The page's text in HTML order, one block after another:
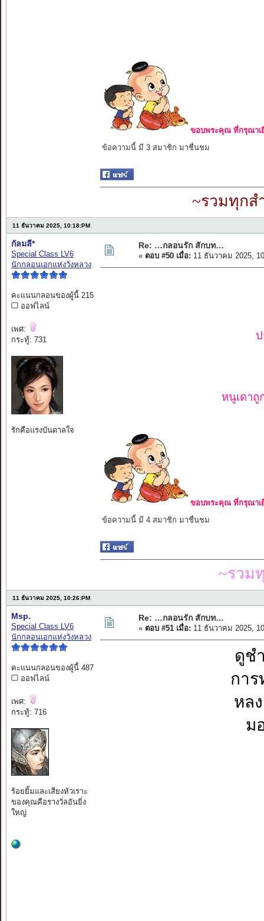
ขอบพระคุณ ที่กรุณาเ
ข้อความนี้ มี 3 สมาชิก มาชื่นชม
~รวมทุกส
11 ธันวาคม 2025, 10:18:PM
กัลมลี*
Special Class LV6
นักกลอนเอกแห่งวังหลวง
คะแนนกลอนของผู้นี้ 215
ออฟไลน์
เพศ:
กระทู้: 731
รักคือแรงบันดาลใจ
Re: …กลอนรัก สักบท…
« ตอบ #50 เมื่อ: 11 ธันวาคม 2025,
หนูเดาถู
ขอบพระคุณ ที่กรุณาเ
ข้อความนี้ มี 4 สมาชิก มาชื่นชม
~รวม
11 ธันวาคม 2025, 10:26:PM
Msp.
Special Class LV6
นักกลอนเอกแห่งวังหลวง
คะแนนกลอนของผู้นี้ 487
ออฟไลน์
เพศ:
กระทู้: 716
ร้อยยิ้มและเสียงหัวเราะ
ของคุณคือรางวัลอันยิ่ง
ใหญ่
Re: …กลอนรัก สักบท…
« ตอบ #51 เมื่อ: 11 ธันวาคม 2025,
ดูช
กา
หล
ม